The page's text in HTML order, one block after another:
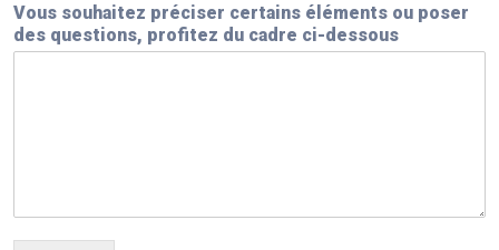
Vous souhaitez préciser certains éléments ou poser
des questions, profitez du cadre ci-dessous